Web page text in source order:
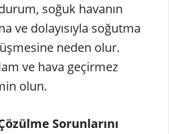
soğuk havanın
ve dolayısıyla soğutma
neden olur.
ve hava geçirmez
olun.
Sorunlarını